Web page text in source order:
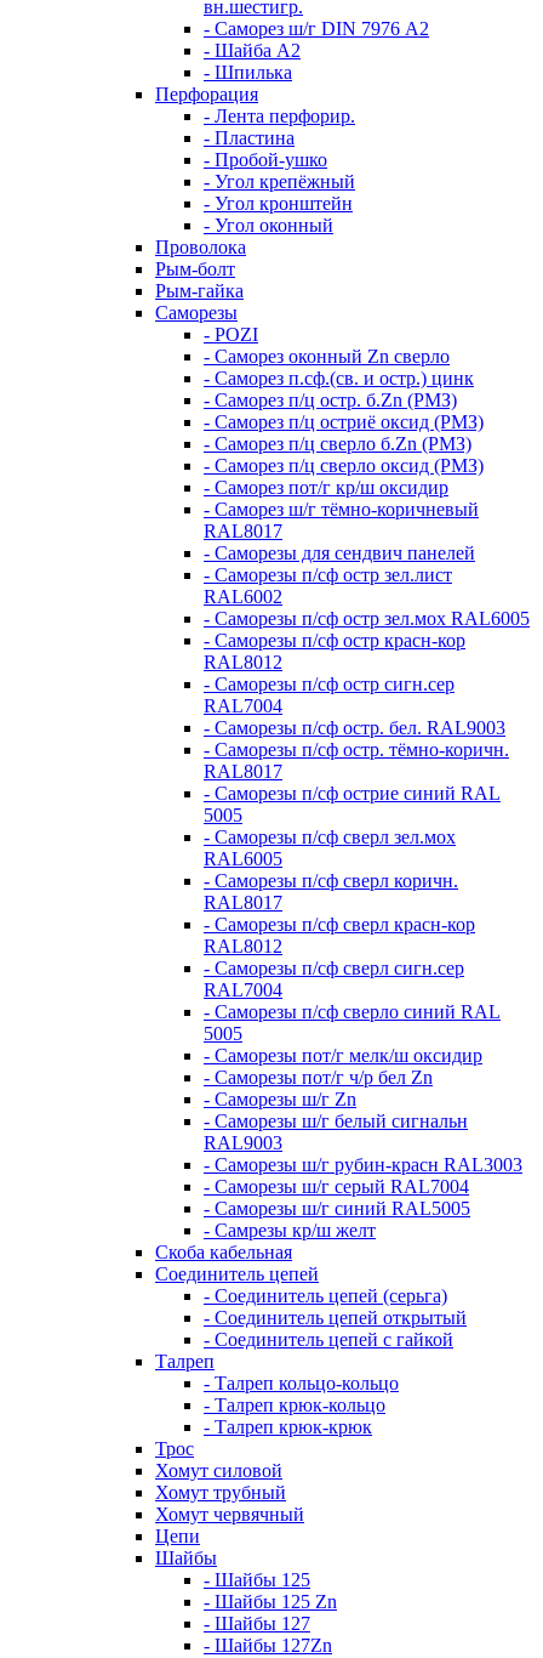
вн.шестигр.
- Саморез ш/г DIN 7976 А2
- Шайба А2
- Шпилька
Перфорация
- Лента перфорир.
- Пластина
- Пробой-ушко
- Угол крепёжный
- Угол кронштейн
- Угол оконный
Проволока
Рым-болт
Рым-гайка
Саморезы
- POZI
- Саморез оконный Zn сверло
- Саморез п.сф.(св. и остр.) цинк
- Саморез п/ц остр. б.Zn (РМЗ)
- Саморез п/ц остриё оксид (РМЗ)
- Саморез п/ц сверло б.Zn (РМЗ)
- Саморез п/ц сверло оксид (РМЗ)
- Саморез пот/г кр/ш оксидир
- Саморез ш/г тёмно-коричневый
RAL8017
- Саморезы для сендвич панелей
- Саморезы п/сф остр зел.лист
RAL6002
- Саморезы п/сф остр зел.мох RAL6005
- Саморезы п/сф остр красн-кор
RAL8012
- Саморезы п/сф остр сигн.сер
RAL7004
- Саморезы п/сф остр. бел. RAL9003
- Саморезы п/сф остр. тёмно-коричн.
RAL8017
- Саморезы п/сф острие синий RAL
5005
- Саморезы п/сф сверл зел.мох
RAL6005
- Саморезы п/сф сверл коричн.
RAL8017
- Саморезы п/сф сверл красн-кор
RAL8012
- Саморезы п/сф сверл сигн.сер
RAL7004
- Саморезы п/сф сверло синий RAL
5005
- Саморезы пот/г мелк/ш оксидир
- Саморезы пот/г ч/р бел Zn
- Саморезы ш/г Zn
- Саморезы ш/г белый сигнальн
RAL9003
- Саморезы ш/г рубин-красн RAL3003
- Саморезы ш/г серый RAL7004
- Саморезы ш/г синий RAL5005
- Самрезы кр/ш желт
Скоба кабельная
Соединитель цепей
- Соединитель цепей (серьга)
- Соединитель цепей открытый
- Соединитель цепей с гайкой
Талреп
- Талреп кольцо-кольцо
- Талреп крюк-кольцо
- Талреп крюк-крюк
Трос
Хомут силовой
Хомут трубный
Хомут червячный
Цепи
Шайбы
- Шайбы 125
- Шайбы 125 Zn
- Шайбы 127
- Шайбы 127Zn